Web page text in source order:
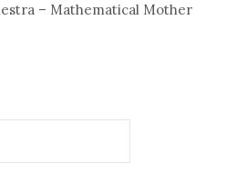
– Mathematical Mother